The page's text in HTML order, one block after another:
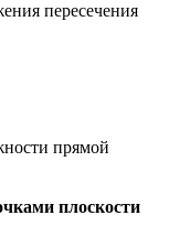
пересечения
прямой
плоскости